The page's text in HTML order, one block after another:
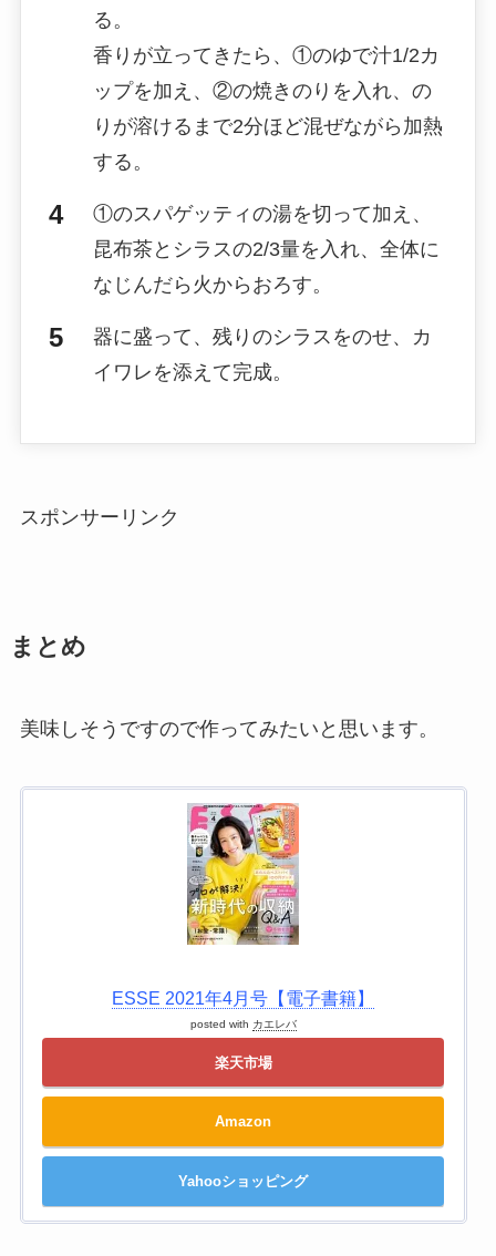
る。
香りが立ってきたら、①のゆで汁1/2カ
ップを加え、②の焼きのりを入れ、の
りが溶けるまで2分ほど混ぜながら加熱
する。
①のスパゲッティの湯を切って加え、
昆布茶とシラスの2/3量を入れ、全体に
なじんだら火からおろす。
器に盛って、残りのシラスをのせ、カ
イワレを添えて完成。
スポンサーリンク
まとめ
美味しそうですので作ってみたいと思います。
ESSE 2021年4月号【電子書籍】
posted with カエレバ
楽天市場
Amazon
Yahooショッピング